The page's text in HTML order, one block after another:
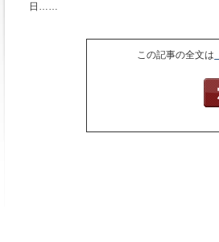
日……
この記事の全文は